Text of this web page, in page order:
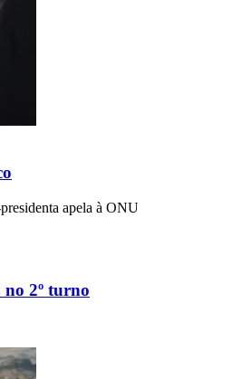
apela à ONU
2º turno